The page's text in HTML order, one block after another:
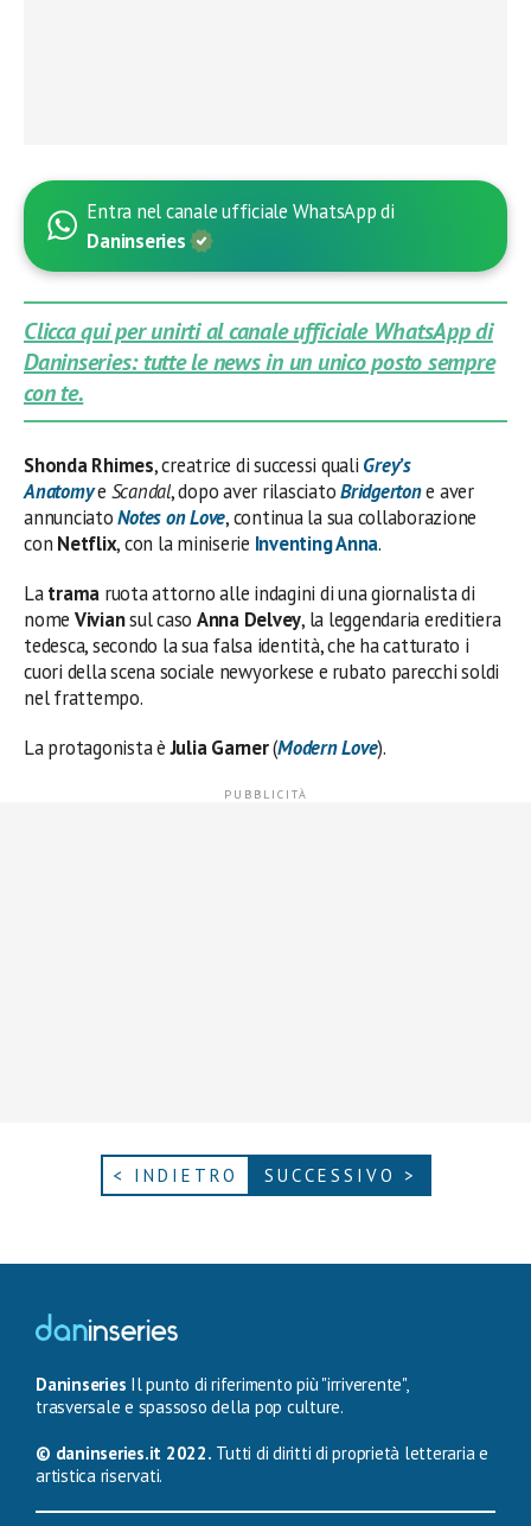
Entra nel canale ufficiale WhatsApp di
Daninseries
Clicca qui per unirti al canale ufficiale WhatsApp di
Daninseries: tutte le news in un unico posto sempre
con te.
Shonda Rhimes, creatrice di successi quali Grey’s
Anatomye Scandal, dopo aver rilasciatoBridgertone aver
annunciatoNotes on Love, continua la sua collaborazione
con Netflix, con la miniserie Inventing Anna.
Latrama ruota attorno alle indagini di una giornalista di
nome Viviansul caso Anna Delvey, la leggendaria ereditiera
tedesca, secondo la sua falsa identità, che ha catturato i
cuori della scena sociale newyorkese e rubato parecchi soldi
nel frattempo.
La protagonista èJulia Garner(Modern Love).
< INDIETRO SUCCESSIVO >
Daninseries Il punto di riferimento più "irriverente",
trasversale e spassoso della pop culture.
© daninseries.it 2022. Tutti di diritti di proprietà letteraria e
artistica riservati.